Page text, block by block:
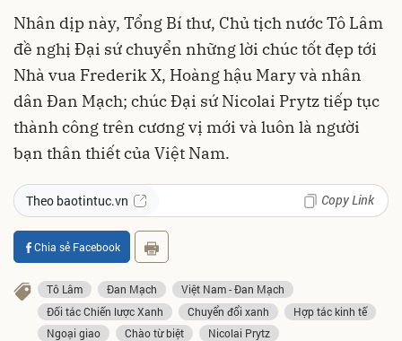
Nhân dịp này, Tổng Bí thư, Chủ tịch nước Tô Lâm
đề nghị Đại sứ chuyển những lời chúc tốt đẹp tới
Nhà vua Frederik X, Hoàng hậu Mary và nhân
dân Đan Mạch; chúc Đại sứ Nicolai Prytz tiếp tục
thành công trên cương vị mới và luôn là người
bạn thân thiết của Việt Nam.
Theo baotintuc.vn Copy Link
Chia sẻ Facebook
Tô Lâm Đan Mạch
Việt Nam - Đan Mạch
Đối tác Chiến lược Xanh
Chuyển đổi xanh
Hợp tác kinh tế
Ngoại giao
Chào từ biệt Nicolai Prytz